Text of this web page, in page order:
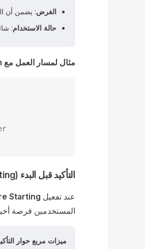
الغرض: يضمن أن
حالة الاستخدام:
مثال لمسار العمل مع Require Execution:
التأكيد قبل البدء (Confirm Before Starting)
عند تفعيل Starting
المستخدمين فرصة
ميزات مربع حوار